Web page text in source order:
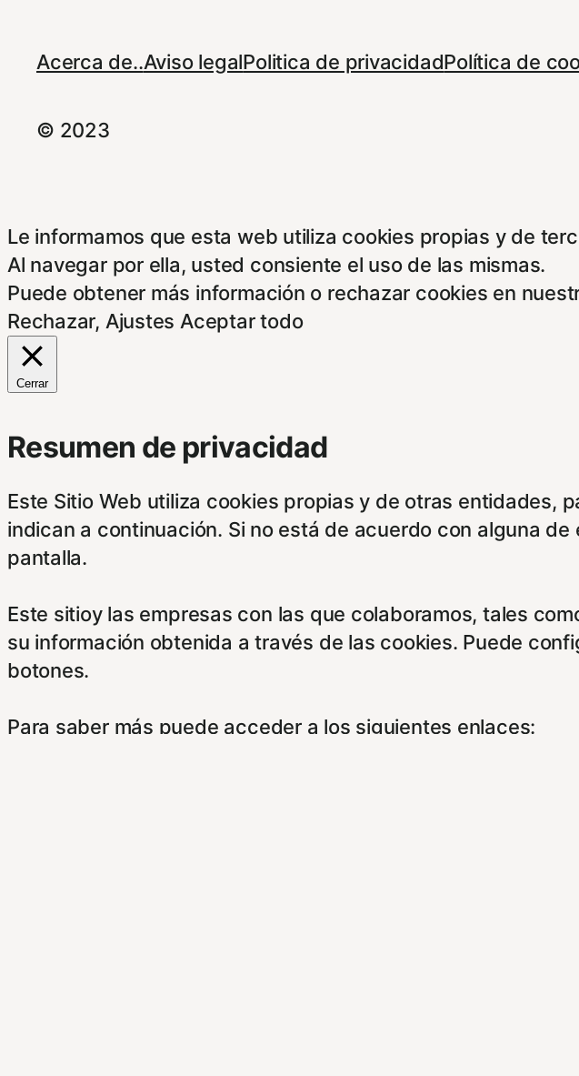
Acerca de..Aviso legalPolitica de privacidadPolítica de
© 2023
Le informamos que esta web utiliza cookies propias y de
Al navegar por ella, usted consiente el uso de las mismas.
Puede obtener más información o rechazar cookies en
Rechazar, Ajustes Aceptar todo
Cerrar
Resumen de privacidad
Este Sitio Web utiliza cookies propias y de otras entidades,
indican a continuación. Si no está de acuerdo con alguna
pantalla.
Este sitioy las empresas con las que colaboramos, tales
su información obtenida a través de las cookies. Puede
botones.
Para saber más puede acceder a los siguientes enlaces: